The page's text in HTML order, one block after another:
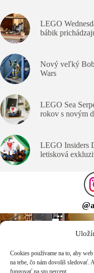
Cookies používame na to, aby
na tebe, čo nám dovolíš sledovať.
fungovať na sto percent.
LEGO
bábik
Nový veľký
Wars
LEGO Sea
rokov s novým
LEGO Insiders
letisková
@